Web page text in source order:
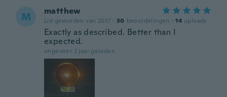
M matthew
Lid geworden van 2017 · 30 beoordelingen · 14 uploads
Exactly as described. Better than I
expected.
ongeveer 2 jaar geleden